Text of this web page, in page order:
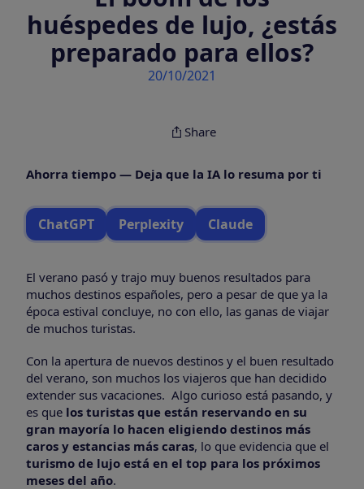
huéspedes de lujo, ¿estás
preparado para ellos?
20/10/2021
Share
Ahorra tiempo — Deja que la IA lo resuma por ti
ChatGPT Perplexity Claude
El verano pasó y trajo muy buenos resultados para
muchos destinos españoles, pero a pesar de que ya la
época estival concluye, no con ello, las ganas de viajar
de muchos turistas.
Con la apertura de nuevos destinos y el buen resultado
del verano, son muchos los viajeros que han decidido
extender sus vacaciones. Algo curioso está pasando, y
es que los turistas que están reservando en su
gran mayoría lo hacen eligiendo destinos más
caros y estancias más caras, lo que evidencia que el
turismo de lujo está en el top para los próximos
meses del año.